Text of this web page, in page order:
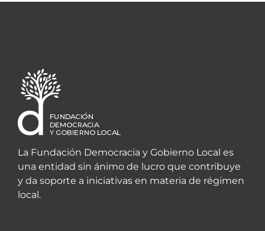
La Fundación Democracia y Gobierno Local es
una entidad sin ánimo de lucro que contribuye
y da soporte a iniciativas en materia de régimen
local.